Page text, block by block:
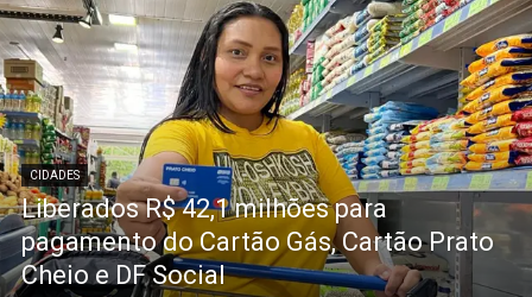
CIDADES
Liberados R$ 42,1 milhões para
pagamento do Cartão Gás, Cartão Prato
Cheio e DF Social